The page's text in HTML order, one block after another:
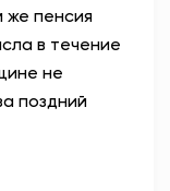
же пенсия
в течение
не
поздний